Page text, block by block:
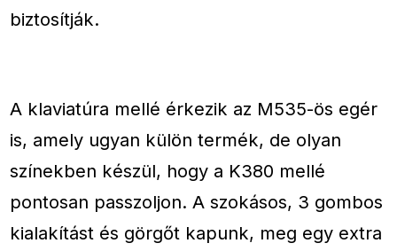
biztosítják.
A klaviatúra mellé érkezik az M535-ös egér
is, amely ugyan külön termék, de olyan
színekben készül, hogy a K380 mellé
pontosan passzoljon. A szokásos, 3 gombos
kialakítást és görgőt kapunk, meg egy extra